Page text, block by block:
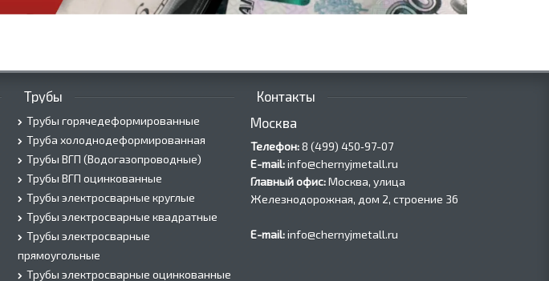
Трубы
Трубы горячедеформированные
Труба холоднодеформированная
Трубы ВГП (Водогазопроводные)
Трубы ВГП оцинкованные
Трубы электросварные круглые
Трубы электросварные квадратные
Трубы электросварные
прямоугольные
Трубы электросварные оцинкованные
Контакты
Москва
Телефон:8 (499) 450‑97-07
E-mail:info@chernyjmetall.ru
Главный офис:Москва, улица
Железнодорожная, дом 2, строение 36
E-mail:info@chernyjmetall.ru